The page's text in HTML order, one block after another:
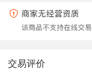
交易评价